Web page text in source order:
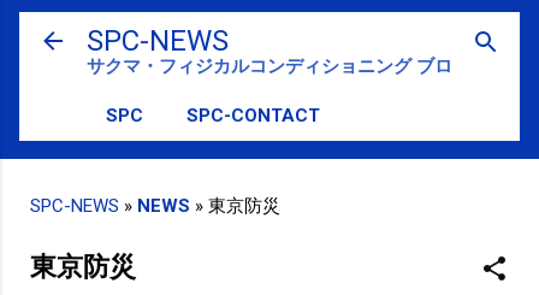
スキップしてメイン コンテンツに移動
SPC-NEWS
サクマ・フィジカルコンディショニング ブログ
SPC SPC-CONTACT
SPC-NEWS » NEWS » 東京防災
東京防災